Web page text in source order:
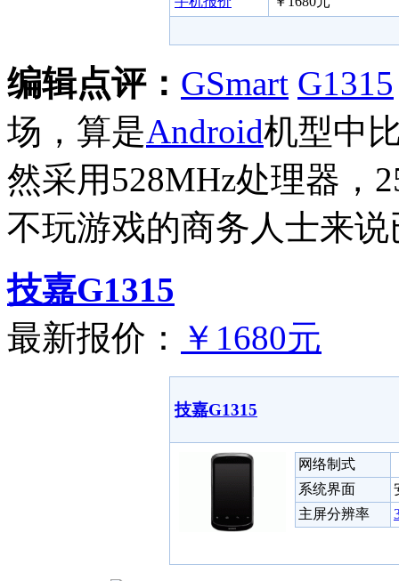
编辑点评： GSmart G1315
场，算是Android机型中
然采用528MHz处理器，
不玩游戏的商务人士来
技嘉G1315
最新报价：
￥1680元
技嘉G1315
网络制式
系统界面
主屏分辨率